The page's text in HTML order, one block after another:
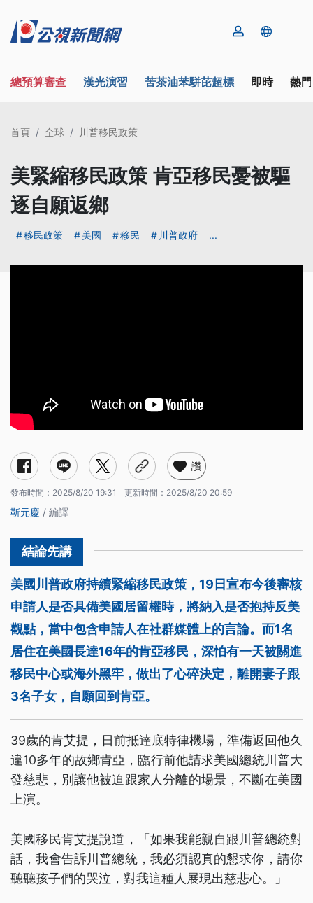
總預算審查 漢光演習 苦茶油苯駢芘超標 即時 熱
首頁 全球 川普移民政策
美緊縮移民政策 肯亞移民憂被驅
逐自願返鄉
移民政策 美國 移民 川普政府 ...
讚
發布時間： 2025/8/20 19:31 更新時間： 2025/8/20 20:59
靳元慶 / 編譯
美國川普政府持續緊縮移民政策，19日宣布今後審核
申請人是否具備美國居留權時，將納入是否抱持反美
觀點，當中包含申請人在社群媒體上的言論。而1名
居住在美國長達16年的肯亞移民，深怕有一天被關進
移民中心或海外黑牢，做出了心碎決定，離開妻子跟
3名子女，自願回到肯亞。
39歲的肯艾提，日前抵達底特律機場，準備返回他久
違10多年的故鄉肯亞，臨行前他請求美國總統川普大
發慈悲，別讓他被迫跟家人分離的場景，不斷在美國
上演。
美國移民肯艾提說道，「如果我能親自跟川普總統對
話，我會告訴川普總統，我必須認真的懇求你，請你
聽聽孩子們的哭泣，對我這種人展現出慈悲心。」